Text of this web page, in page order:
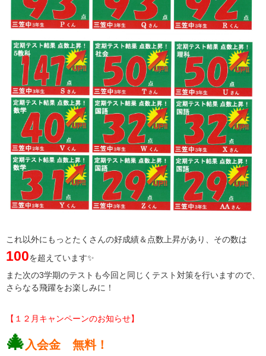
これ以外にもっとたくさんの好成績＆点数上昇があり、その数は
100を超えています✨
また次の3学期のテストも今回と同じくテスト対策を行いますので、
さらなる飛躍をお楽しみに！
【１２月キャンペーンのお知らせ】
🎄 入会金 無料！